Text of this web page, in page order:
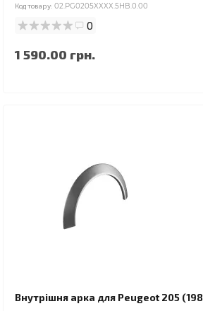
Код товару: 02.PG0205XXXX.5HB.0.00
0
1 590.00 грн.
Внутрішня арка для Peugeot 205